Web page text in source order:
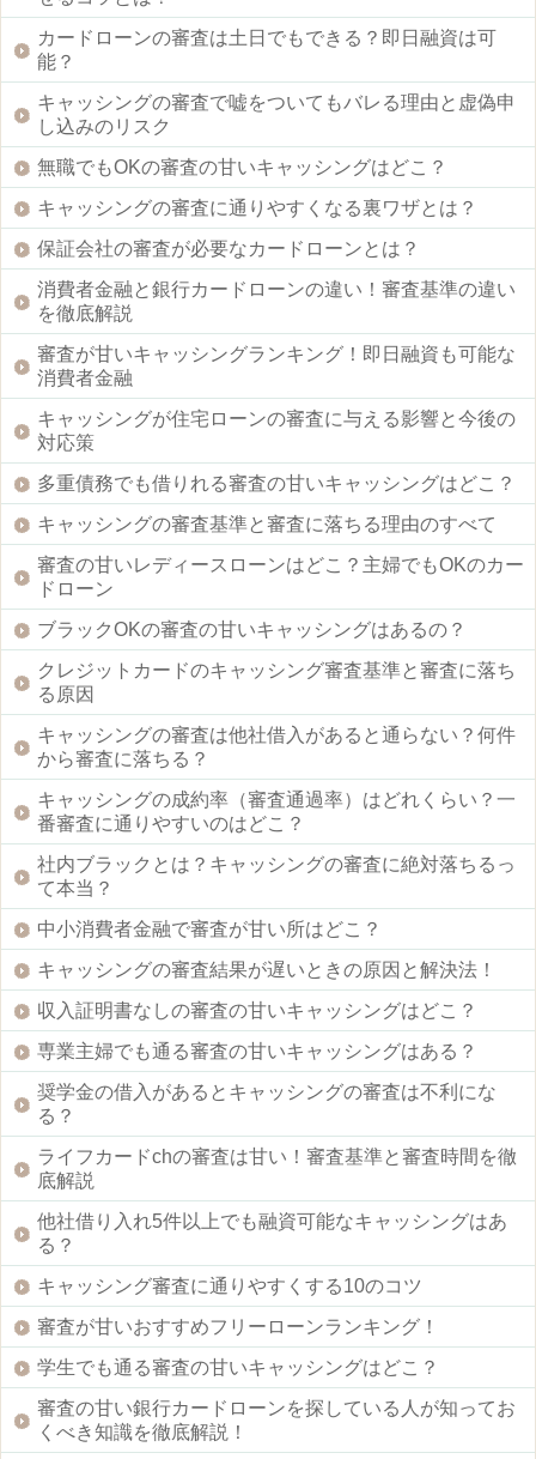
カードローンの審査は土日でもできる？即日融資は可
能？
キャッシングの審査で嘘をついてもバレる理由と虚偽申
し込みのリスク
無職でもOKの審査の甘いキャッシングはどこ？
キャッシングの審査に通りやすくなる裏ワザとは？
保証会社の審査が必要なカードローンとは？
消費者金融と銀行カードローンの違い！審査基準の違い
を徹底解説
審査が甘いキャッシングランキング！即日融資も可能な
消費者金融
キャッシングが住宅ローンの審査に与える影響と今後の
対応策
多重債務でも借りれる審査の甘いキャッシングはどこ？
キャッシングの審査基準と審査に落ちる理由のすべて
審査の甘いレディースローンはどこ？主婦でもOKのカー
ドローン
ブラックOKの審査の甘いキャッシングはあるの？
クレジットカードのキャッシング審査基準と審査に落ち
る原因
キャッシングの審査は他社借入があると通らない？何件
から審査に落ちる？
キャッシングの成約率（審査通過率）はどれくらい？一
番審査に通りやすいのはどこ？
社内ブラックとは？キャッシングの審査に絶対落ちるっ
て本当？
中小消費者金融で審査が甘い所はどこ？
キャッシングの審査結果が遅いときの原因と解決法！
収入証明書なしの審査の甘いキャッシングはどこ？
専業主婦でも通る審査の甘いキャッシングはある？
奨学金の借入があるとキャッシングの審査は不利にな
る？
ライフカードchの審査は甘い！審査基準と審査時間を徹
底解説
他社借り入れ5件以上でも融資可能なキャッシングはあ
る？
キャッシング審査に通りやすくする10のコツ
審査が甘いおすすめフリーローンランキング！
学生でも通る審査の甘いキャッシングはどこ？
審査の甘い銀行カードローンを探している人が知ってお
くべき知識を徹底解説！